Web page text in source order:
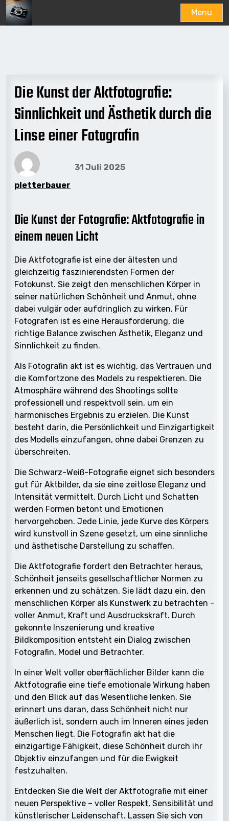
Menu
Die Kunst der Aktfotografie:
Sinnlichkeit und Ästhetik durch die
Linse einer Fotografin
pletterbauer
31 Juli 2025
Die Kunst der Fotografie: Aktfotografie in
einem neuen Licht
Die Aktfotografie ist eine der ältesten und
gleichzeitig faszinierendsten Formen der
Fotokunst. Sie zeigt den menschlichen Körper in
seiner natürlichen Schönheit und Anmut, ohne
dabei vulgär oder aufdringlich zu wirken. Für
Fotografen ist es eine Herausforderung, die
richtige Balance zwischen Ästhetik, Eleganz und
Sinnlichkeit zu finden.
Als Fotografin akt ist es wichtig, das Vertrauen und
die Komfortzone des Models zu respektieren. Die
Atmosphäre während des Shootings sollte
professionell und respektvoll sein, um ein
harmonisches Ergebnis zu erzielen. Die Kunst
besteht darin, die Persönlichkeit und Einzigartigkeit
des Modells einzufangen, ohne dabei Grenzen zu
überschreiten.
Die Schwarz-Weiß-Fotografie eignet sich besonders
gut für Aktbilder, da sie eine zeitlose Eleganz und
Intensität vermittelt. Durch Licht und Schatten
werden Formen betont und Emotionen
hervorgehoben. Jede Linie, jede Kurve des Körpers
wird kunstvoll in Szene gesetzt, um eine sinnliche
und ästhetische Darstellung zu schaffen.
Die Aktfotografie fordert den Betrachter heraus,
Schönheit jenseits gesellschaftlicher Normen zu
erkennen und zu schätzen. Sie lädt dazu ein, den
menschlichen Körper als Kunstwerk zu betrachten –
voller Anmut, Kraft und Ausdruckskraft. Durch
gekonnte Inszenierung und kreative
Bildkomposition entsteht ein Dialog zwischen
Fotografin, Model und Betrachter.
In einer Welt voller oberflächlicher Bilder kann die
Aktfotografie eine tiefe emotionale Wirkung haben
und den Blick auf das Wesentliche lenken. Sie
erinnert uns daran, dass Schönheit nicht nur
äußerlich ist, sondern auch im Inneren eines jeden
Menschen liegt. Die Fotografin akt hat die
einzigartige Fähigkeit, diese Schönheit durch ihr
Objektiv einzufangen und für die Ewigkeit
festzuhalten.
Entdecken Sie die Welt der Aktfotografie mit einer
neuen Perspektive – voller Respekt, Sensibilität und
künstlerischer Leidenschaft. Lassen Sie sich von